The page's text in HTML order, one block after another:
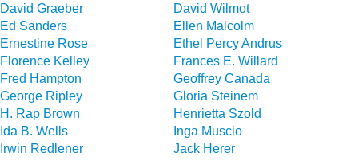
David Graeber
David Wilmot
Ed Sanders
Ellen Malcolm
Ernestine Rose
Ethel Percy Andrus
Florence Kelley
Frances E. Willard
Fred Hampton
Geoffrey Canada
George Ripley
Gloria Steinem
H. Rap Brown
Henrietta Szold
Ida B. Wells
Inga Muscio
Irwin Redlener
Jack Herer